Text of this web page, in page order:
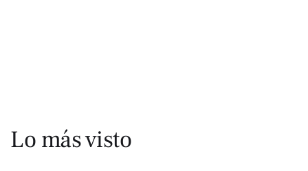
Lo más visto